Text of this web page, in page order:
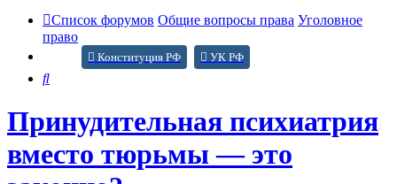
Список форумов Общие вопросы права Уголовное
право
Конституция РФ УК РФ
Поиск
Принудительная психиатрия
вместо тюрьмы — это